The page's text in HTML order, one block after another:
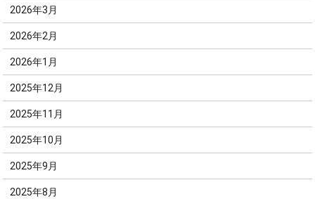
2026年3月
2026年2月
2026年1月
2025年12月
2025年11月
2025年10月
2025年9月
2025年8月